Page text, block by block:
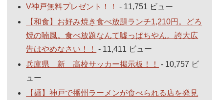
V神戸無料プレゼント！！
- 11,751 ビュー
【和食】お好み焼き食べ放題ランチ1,210円。どろ
焼の喃風。食べ放題なんて嘘っぱちやん。誇大広
告はやめなさい！！
- 11,411 ビュー
兵庫県 新 高校サッカー掲示板！！
- 10,757 ビ
ュー
【麺】神戸で播州ラーメンが食べられる店を発見